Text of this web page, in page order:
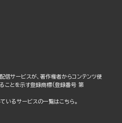
信サービスが、著作権者からコンテンツ使
ことを示す登録商標(登録番号 第
いるサービスの一覧はこちら。